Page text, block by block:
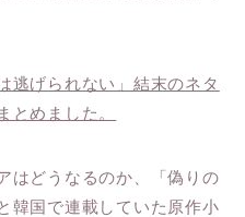
逃げられない」結末のネタ
とめました。
はどうなるのか、「偽りの
韓国で連載していた原作小